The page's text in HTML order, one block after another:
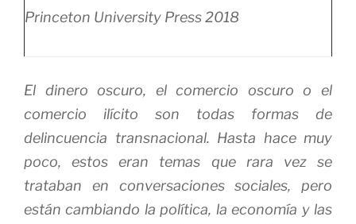
Princeton University Press 2018
El dinero oscuro, elcomercio oscuro o el
comercio ilícito son todas formas de
delincuencia transnacional. Hasta hace muy
poco, estos eran temas que rara vez se
trataban en conversaciones sociales, pero
están cambiando la política, la economía y las